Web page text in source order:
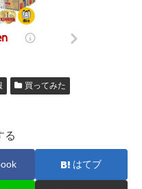
買ってみた
る
はてブ